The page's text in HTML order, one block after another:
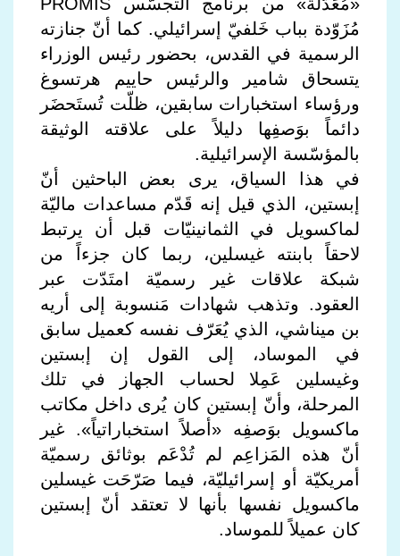
مُزَوّدة بباب خَلفيّ إسرائيلي. كما أنّ جنازته
الرسمية في القدس، بحضور رئيس الوزراء
يتسحاق شامير والرئيس حاييم هرتسوغ
ورؤساء استخبارات سابقين، ظلّت تُستَحضَر
دائماً بوَصفِها دليلاً على علاقته الوثيقة
بالمؤسّسة الإسرائيلية.
في هذا السياق، يرى بعض الباحثين أنّ
إبستين، الذي قيل إنه قَدّم مساعدات ماليّة
لماكسويل في الثمانينيّات قبل أن يرتبط
لاحقاً بابنته غيسلين، ربما كان جزءاً من
شبكة علاقات غير رسميّة امتَدّت عبر
العقود. وتذهب شهادات مَنسوبة إلى أريه
بن ميناشي، الذي يُعَرّف نفسه كعميل سابق
في الموساد، إلى القول إن إبستين
وغيسلين عَمِلا لحساب الجهاز في تلك
المرحلة، وأنّ إبستين كان يُرى داخل مكاتب
ماكسويل بوَصفِه «أصلاً استخباراتياً». غير
أنّ هذه المَزاعِم لم تُدْعَم بوثائق رسميّة
أمريكيّة أو إسرائيليّة، فيما صَرّحَت غيسلين
ماكسويل نفسها بأنها لا تعتقد أنّ إبستين
كان عميلاً للموساد.